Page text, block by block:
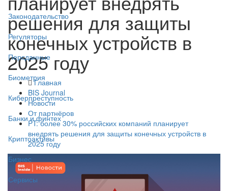
Законодательство
Регуляторы
Персданные
Биометрия
Киберпреступность
Банки и финтех
Криптоактивы
Бизнес
Сервисы
решения для защиты
конечных устройств в
2025 году
Главная
BIS Journal
Новости
От партнёров
PT: более 30% российских компаний планирует
внедрять решения для защиты конечных устройств в
2025 году